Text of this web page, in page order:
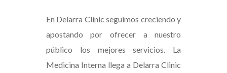
En Delarra Clinic seguimos creciendo y
apostando por ofrecer a nuestro
público los mejores servicios. La
Medicina Interna llega a Delarra Clinic